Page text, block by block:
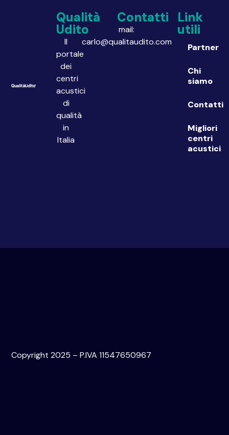
Qualità
Udito
Il
portale
dei
centri
acustici
di
qualità
in
Italia
Contatti
mail:
carlo@qualitaudito.com
Link
utili
Partner
Chi
siamo
Contatti
Migliori
centri
acustici
Copyright 2025 – P.IVA 11547650967